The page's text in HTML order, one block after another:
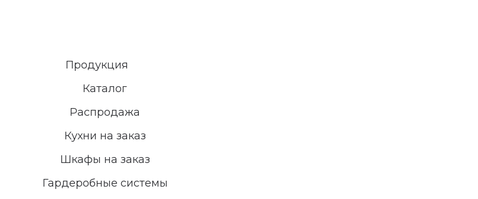
Продукция
Каталог
Распродажа
Кухни на заказ
Шкафы на заказ
Гардеробные системы